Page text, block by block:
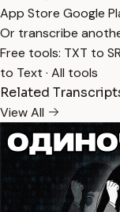
App Store Google
Or transcribe
Free tools: TXT to
to Text · All tools
Related
View All